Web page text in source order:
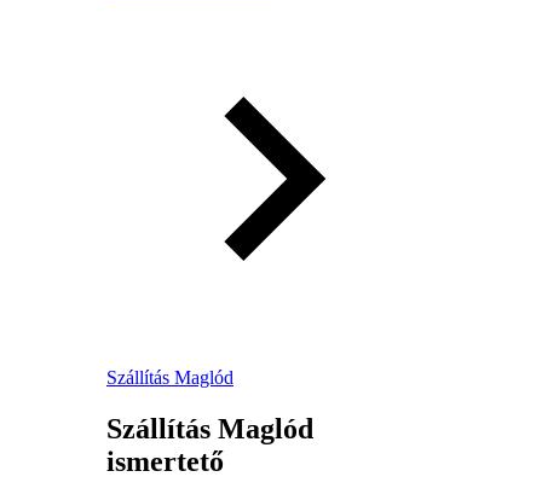
Szállítás Maglód
Szállítás Maglód
ismertető